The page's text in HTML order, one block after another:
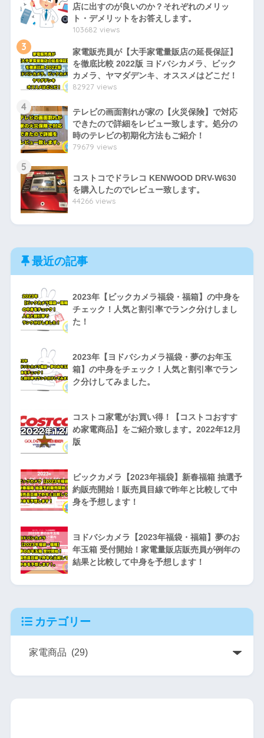
店に出すのが良いのか？それぞれのメリッ
ト・デメリットをお答えします。
103682 views
3
家電販売員が【大手家電量販店の延長保証】
を徹底比較 2022版 ヨドバシカメラ、ビック
カメラ、ヤマダデンキ、オススメはどこだ！
82927 views
4
テレビの画面割れが家の【火災保険】で対応
できたので詳細をレビュー致します。処分の
時のテレビの初期化方法もご紹介！
79679 views
5
コストコでドラレコ KENWOOD DRV-W630
を購入したのでレビュー致します。
44266 views
最近の記事
2023年【ビックカメラ福袋・福箱】の中身を
チェック！人気と割引率でランク分けしまし
た！
2023年【ヨドバシカメラ福袋・夢のお年玉
箱】の中身をチェック！人気と割引率でラン
ク分けしてみました。
コストコ家電がお買い得！【コストコおすす
め家電商品】をご紹介致します。2022年12月
版
ビックカメラ【2023年福袋】新春福箱 抽選予
約販売開始！販売員目線で昨年と比較して中
身を予想します！
ヨドバシカメラ【2023年福袋・福箱】夢のお
年玉箱 受付開始！家電量販店販売員が例年の
結果と比較して中身を予想します！
カテゴリー